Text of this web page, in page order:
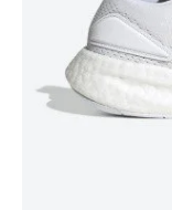
выбрать у нас.